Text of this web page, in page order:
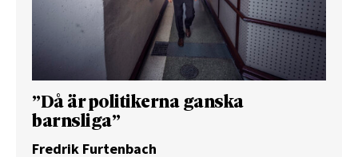
”Då är politikerna ganska
barnsliga”
Fredrik Furtenbach